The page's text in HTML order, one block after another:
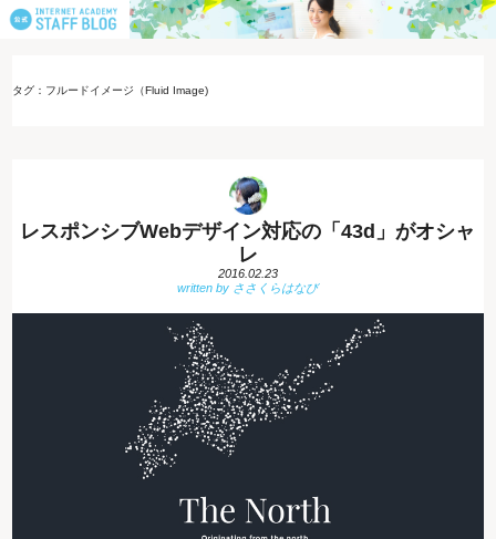
タグ：フルードイメージ（Fluid Image)
レスポンシブWebデザイン対応の「43d」がオシャ
レ
2016.02.23